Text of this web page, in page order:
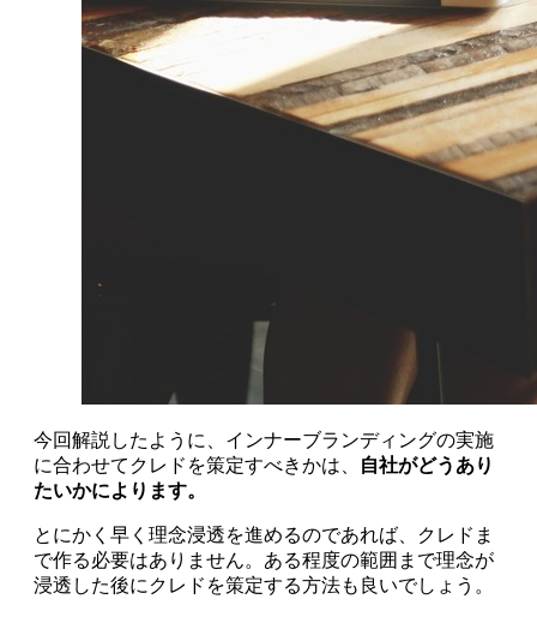
今回解説したように、インナーブランディングの実施
に合わせてクレドを策定すべきかは、
自社がどうあり
たいかによります。
とにかく早く理念浸透を進めるのであれば、クレドま
で作る必要はありません。ある程度の範囲まで理念が
浸透した後にクレドを策定する方法も良いでしょう。